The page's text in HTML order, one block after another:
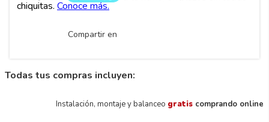
Compartir en
Todas tus compras incluyen:
Instalación, montaje y balanceo gratis comprando online